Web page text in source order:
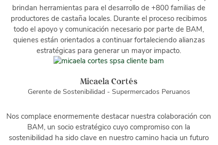
brindan herramientas para el desarrollo de +800 familias de
productores de castaña locales. Durante el proceso recibimos
todo el apoyo y comunicación necesario por parte de BAM,
quienes están orientados a continuar fortaleciendo alianzas
estratégicas para generar un mayor impacto.
Micaela Cortés
Gerente de Sostenibilidad - Supermercados Peruanos
Nos complace enormemente destacar nuestra colaboración con
BAM, un socio estratégico cuyo compromiso con la
sostenibilidad ha sido clave en nuestro camino hacia un futuro